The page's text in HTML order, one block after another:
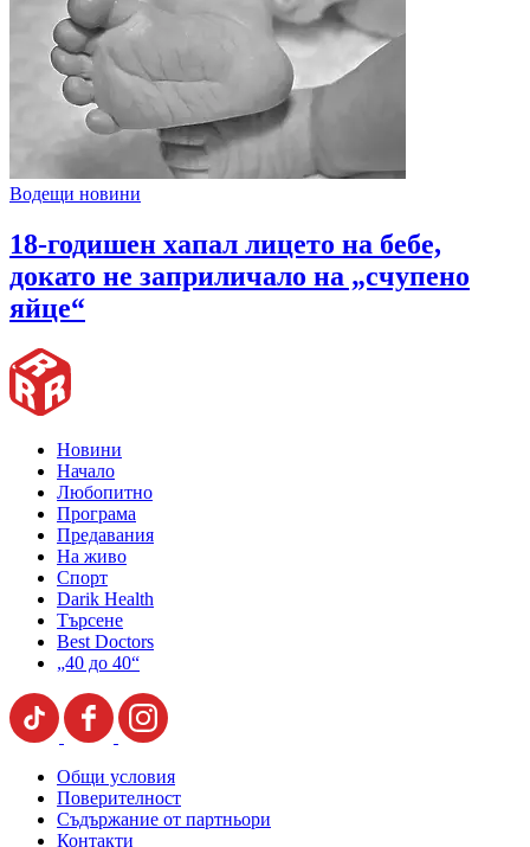
Водещи новини
18-годишен хапал лицето на бебе,
докато не заприличало на „счупено
яйце“
Новини
Начало
Любопитно
Програма
Предавания
На живо
Спорт
Darik Health
Търсене
Best Doctors
„40 до 40“
Общи условия
Поверителност
Съдържание от партньори
Контакти